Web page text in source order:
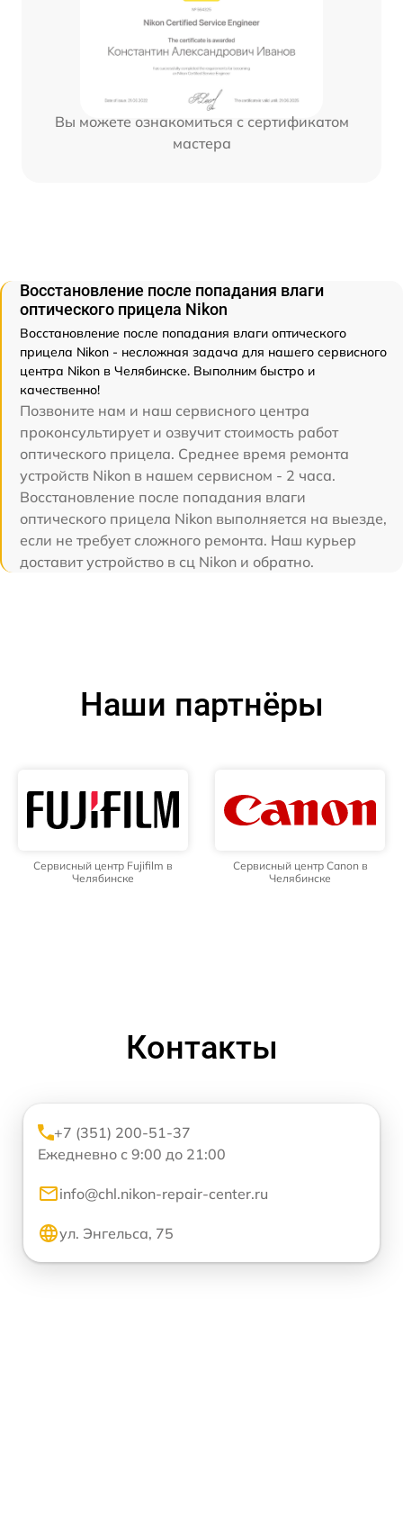
Вы можете ознакомиться с сертификатом
мастера
Восстановление после попадания влаги
оптического прицела Nikon
Восстановление после попадания влаги оптического
прицела Nikon - несложная задача для нашего сервисного
центра Nikon в Челябинске. Выполним быстро и
качественно!
Позвоните нам и наш сервисного центра
проконсультирует и озвучит стоимость работ
оптического прицела. Среднее время ремонта
устройств Nikon в нашем сервисном - 2 часа.
Восстановление после попадания влаги
оптического прицела Nikon выполняется на выезде,
если не требует сложного ремонта. Наш курьер
доставит устройство в сц Nikon и обратно.
Наши партнёры
Сервисный центр Fujifilm в
Челябинске
Сервисный центр Canon в
Челябинске
Контакты
+7 (351) 200-51-37
Ежедневно с 9:00 до 21:00
info@chl.nikon-repair-center.ru
ул. Энгельса, 75